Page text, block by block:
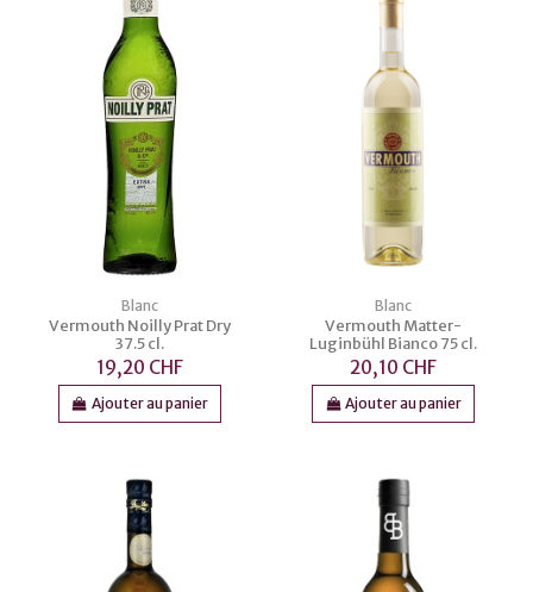
Blanc
Vermouth Noilly Prat Dry
37.5 cl.
19,20 CHF
Ajouter au panier
Blanc
Vermouth Matter-
Luginbühl Bianco 75 cl.
20,10 CHF
Ajouter au panier